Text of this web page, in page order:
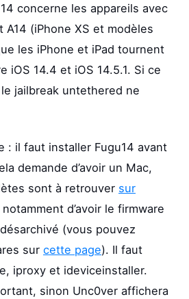
concerne les appareils avec
A14 (iPhone XS et modèles
les iPhone et iPad tournent
iOS 14.4 et iOS 14.5.1. Si ce
jailbreak untethered ne
: il faut installer Fugu14 avant
demande d’avoir un Mac,
sont à retrouver sur
d’avoir le firmware
(vous pouvez
sur cette page). Il faut
iproxy et ideviceinstaller.
sinon Unc0ver affichera